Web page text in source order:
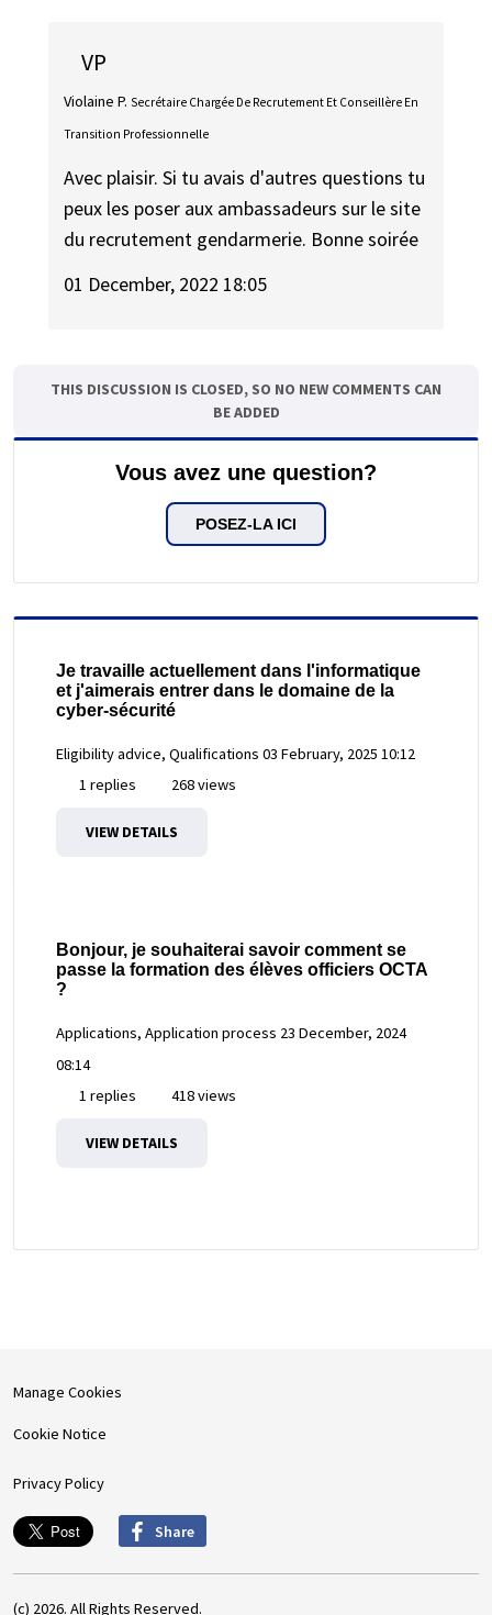
VP
Violaine P. Secrétaire Chargée De Recrutement Et Conseillère En
Transition Professionnelle
Avec plaisir. Si tu avais d'autres questions tu
peux les poser aux ambassadeurs sur le site
du recrutement gendarmerie. Bonne soirée
01 December, 2022 18:05
THIS DISCUSSION IS CLOSED, SO NO NEW COMMENTS CAN
BE ADDED
Vous avez une question?
POSEZ-LA ICI
Je travaille actuellement dans l'informatique
et j'aimerais entrer dans le domaine de la
cyber-sécurité
Eligibility advice, Qualifications 03 February, 2025 10:12
1 replies
268 views
VIEW DETAILS
Bonjour, je souhaiterai savoir comment se
passe la formation des élèves officiers OCTA
?
Applications, Application process 23 December, 2024
08:14
1 replies
418 views
VIEW DETAILS
Manage Cookies
Cookie Notice
Privacy Policy
Share
(c) 2026. All Rights Reserved.